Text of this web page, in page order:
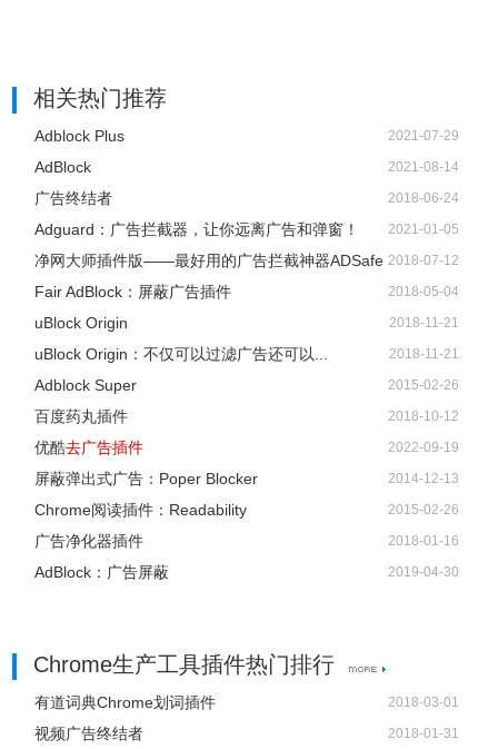
相关热门推荐
Adblock Plus 2021-07-29
AdBlock 2021-08-14
广告终结者 2018-06-24
Adguard：广告拦截器，让你远离广告和弹窗！ 2021-01-05
净网大师插件版——最好用的广告拦截神器ADSafe 2018-07-12
Fair AdBlock：屏蔽广告插件 2018-05-04
uBlock Origin 2018-11-21
uBlock Origin：不仅可以过滤广告还可以... 2018-11-21
Adblock Super 2015-02-26
百度药丸插件 2018-10-12
优酷去广告插件 2022-09-19
屏蔽弹出式广告：Poper Blocker 2014-12-13
Chrome阅读插件：Readability 2015-02-26
广告净化器插件 2018-01-16
AdBlock：广告屏蔽 2019-04-30
Chrome生产工具插件热门排行
有道词典Chrome划词插件 2018-03-01
视频广告终结者 2018-01-31